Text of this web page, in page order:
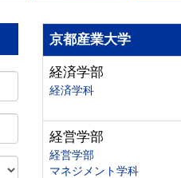
京都産業大学
経済学部
経済学科
経営学部
経営学部
マネジメント学科